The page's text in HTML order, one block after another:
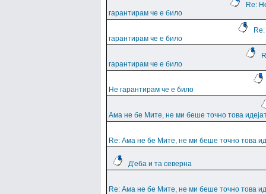
Re:
гарантирам че е било
гарантирам че е било
гарантирам че е било
Не гарантирам че е било
Ама не бе Мите, не ми беше точно това
Re: Ама не бе Мите, не ми беше точно това
Д'еба и та северна
Re: Ама не бе Мите, не ми беше точно това